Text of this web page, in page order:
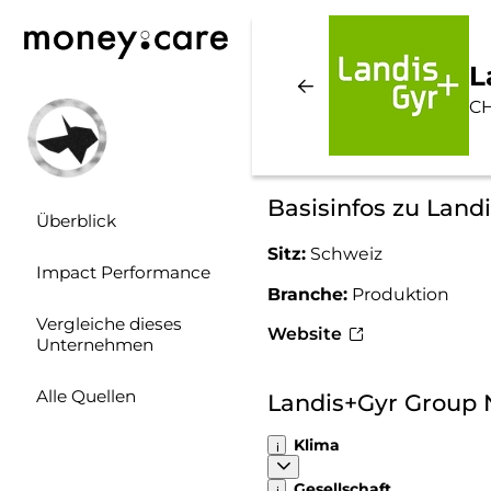
Überblick
Impact Performance
Vergleiche dieses
Unternehmen
Alle Quellen
Basisinfos zu
Sitz: Schweiz
Branche: Produktion
Website
Landis+Gyr
Klima